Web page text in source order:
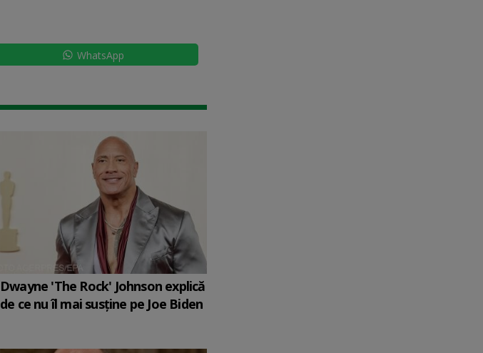
WhatsApp
Dwayne 'The Rock' Johnson explică
de ce nu îl mai susține pe Joe Biden